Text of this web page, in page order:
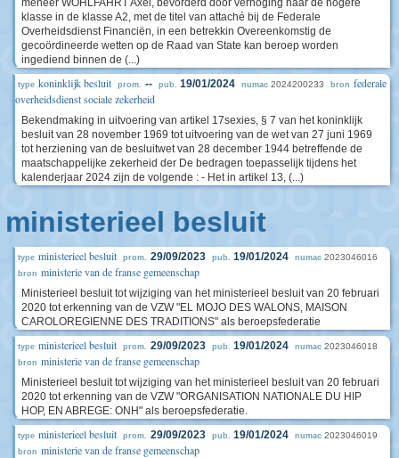
meneer WOHLFAHRT Axel, bevorderd door verhoging naar de hogere
klasse in de klasse A2, met de titel van attaché bij de Federale
Overheidsdienst Financiën, in een betrekkin Overeenkomstig de
gecoördineerde wetten op de Raad van State kan beroep worden
ingediend binnen de (...)
type koninklijk besluit prom. -- pub. 19/01/2024 numac 2024200233 bron federale
overheidsdienst sociale zekerheid
Bekendmaking in uitvoering van artikel 17sexies, § 7 van het koninklijk
besluit van 28 november 1969 tot uitvoering van de wet van 27 juni 1969
tot herziening van de besluitwet van 28 december 1944 betreffende de
maatschappelijke zekerheid der De bedragen toepasselijk tijdens het
kalenderjaar 2024 zijn de volgende : - Het in artikel 13, (...)
ministerieel besluit
type ministerieel besluit prom. 29/09/2023 pub. 19/01/2024 numac 2023046016
bron ministerie van de franse gemeenschap
Ministerieel besluit tot wijziging van het ministerieel besluit van 20 februari
2020 tot erkenning van de VZW "EL MOJO DES WALONS, MAISON
CAROLOREGIENNE DES TRADITIONS" als beroepsfederatie
type ministerieel besluit prom. 29/09/2023 pub. 19/01/2024 numac 2023046018
bron ministerie van de franse gemeenschap
Ministerieel besluit tot wijziging van het ministerieel besluit van 20 februari
2020 tot erkenning van de VZW "ORGANISATION NATIONALE DU HIP
HOP, EN ABREGE: ONH" als beroepsfederatie.
type ministerieel besluit prom. 29/09/2023 pub. 19/01/2024 numac 2023046019
bron ministerie van de franse gemeenschap